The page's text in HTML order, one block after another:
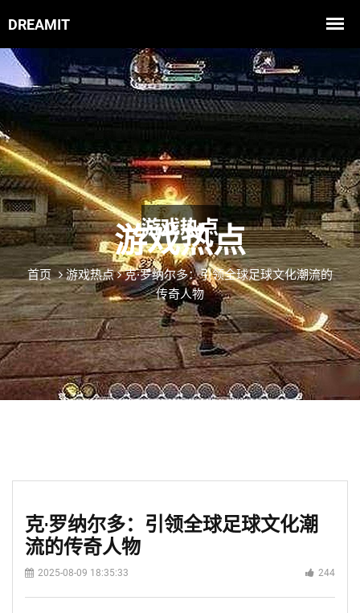
游戏热点
首页 游戏热点
克·罗纳尔多：引领全球足球文化潮流的
传奇人物
克·罗纳尔多：引领全球足球文化潮
流的传奇人物
2025-08-09 18:35:33 244